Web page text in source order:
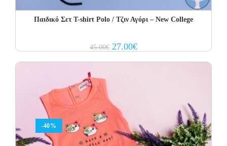
Παιδικό Σετ Τ-shirt Polo / Τζιν Αγόρι – New College
45.00€ Original
price
27.00€Current
price
-40%